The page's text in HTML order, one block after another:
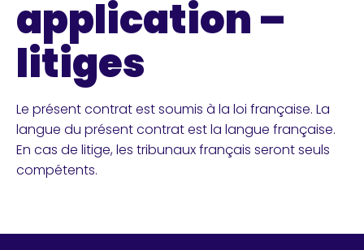
application –
litiges
Le présent contrat est soumis à la loi française. La
langue du présent contrat est la langue française.
En cas de litige, les tribunaux français seront seuls
compétents.